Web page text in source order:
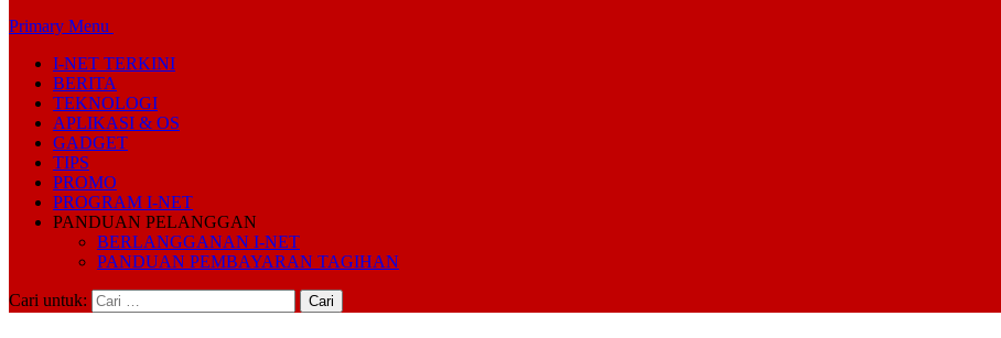
Primary Menu
I-NET TERKINI
BERITA
TEKNOLOGI
APLIKASI & OS
GADGET
TIPS
PROMO
PROGRAM I-NET
PANDUAN PELANGGAN
BERLANGGANAN I-NET
PANDUAN PEMBAYARAN TAGIHAN
Cari untuk: